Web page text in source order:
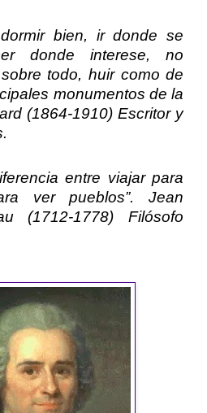
bien, ir donde se
donde interese, no
todo, huir como de
monumentos de la
(1864-1910) Escritor y
entre viajar para
ver pueblos”.Jean
(1712-1778) Filósofo